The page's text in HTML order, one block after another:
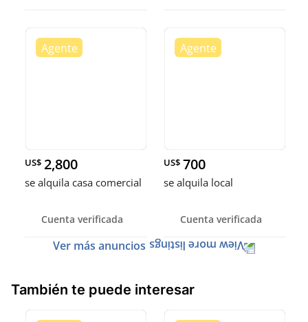
US$ 2,800
se alquila casa comercial
Cuenta verificada
US$ 700
se alquila local
Cuenta verificada
Ver más anuncios
También te puede interesar